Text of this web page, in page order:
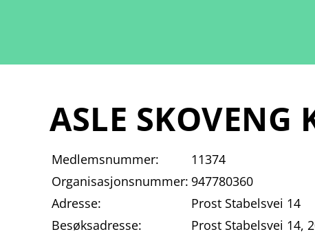
ASLE SKOVENG
Medlemsnummer:
11374
Organisasjonsnummer: 947780360
Adresse:
Prost Stabelsvei 14
Besøksadresse:
Prost Stabelsvei 14,